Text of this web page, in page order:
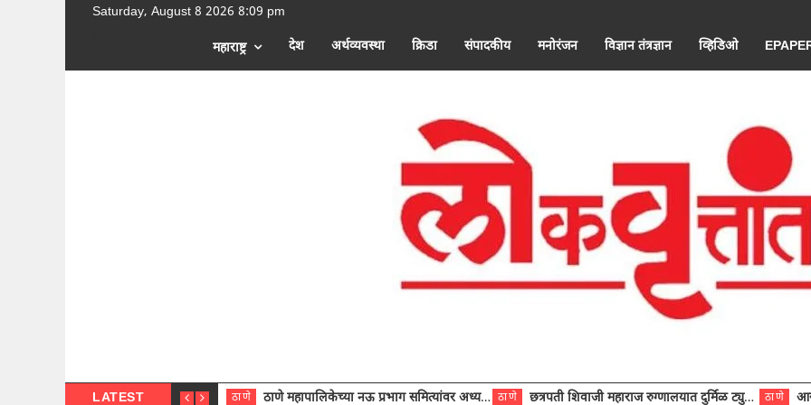
Saturday, August 8 2026 8:09 pm
महाराष्ट्र देश अर्थव्यवस्था क्रिडा संपादकीय मनोरंजन विज्ञान तंत्रज्ञान व्हिडिओ
LATEST ठाणे ठाणे महापालिकेच्या नऊ प्रभाग समित्यांवर अध्यक्ष विराजमान ठाणे छत्रपती शिवाजी महाराज रुग्णालयात दुर्मिळ ट्युमरची यशस्वी शस्त्रक्रिया ठाणे आरोग्य